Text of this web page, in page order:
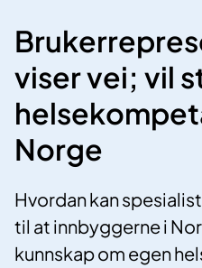
viser vei; vil
Norge
Hvordan kan
til at innbyggerne i
kunnskap om egen